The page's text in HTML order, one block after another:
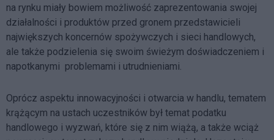
na rynku miały bowiem możliwość zaprezentowania swojej
działalności i produktów przed gronem przedstawicieli
największych koncernów spożywczych i sieci handlowych,
ale także podzielenia się swoim świeżym doświadczeniem i
napotkanymi problemami i utrudnieniami.
Oprócz aspektu innowacyjności i otwarcia w handlu, tematem
krążącym na ustach uczestników był temat podatku
handlowego i wyzwań, które się z nim wiążą, a także wciąż